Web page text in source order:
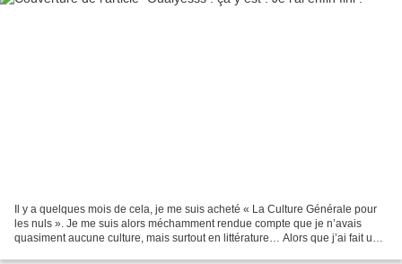
Il y a quelques mois de cela, je me suis acheté « La Culture Générale pour
les nuls ». Je me suis alors méchamment rendue compte que je n’avais
quasiment aucune culture, mais surtout en littérature… Alors que j’ai fait un